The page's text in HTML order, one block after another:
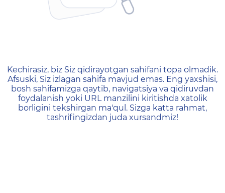
404 — Страница не
Kechirasiz, biz Siz qidirayotgan sahifani topa olmadik.
Afsuski, Siz izlagan sahifa mavjud emas. Eng yaxshisi,
bosh sahifamizga qaytib, navigatsiya va qidiruvdan
foydalanish yoki URL manzilini kiritishda xatolik
borligini tekshirgan ma'qul. Sizga katta rahmat,
tashrifingizdan juda xursandmiz!